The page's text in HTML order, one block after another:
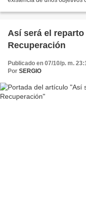
Así será el
Recuperación
Publicado en 07/10/p. m.
Por SERGIO